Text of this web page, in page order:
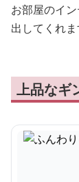
お部屋のイ
出してくれま
上品なギ